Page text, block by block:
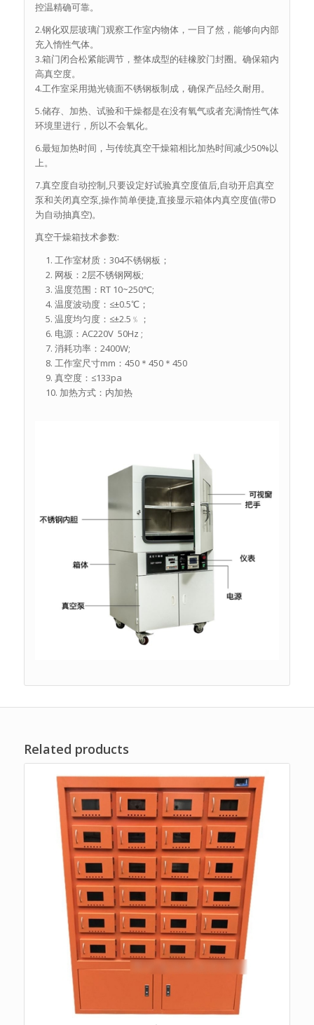
控温精确可靠。
2.钢化双层玻璃门观察工作室内物体，一目了然，能够向内部
充入惰性气体。
3.箱门闭合松紧能调节，整体成型的硅橡胶门封圈。确保箱内
高真空度。
4.工作室采用抛光镜面不锈钢板制成，确保产品经久耐用。
5.储存、加热、试验和干燥都是在没有氧气或者充满惰性气体
环境里进行，所以不会氧化。
6.最短加热时间，与传统真空干燥箱相比加热时间减少50%以
上。
7.真空度自动控制,只要设定好试验真空度值后,自动开启真空
泵和关闭真空泵,操作简单便捷,直接显示箱体内真空度值(带D
为自动抽真空)。
真空干燥箱技术参数:
工作室材质：304不锈钢板；
网板：2层不锈钢网板;
温度范围：RT 10~250℃;
温度波动度：≤±0.5℃；
温度均匀度：≤±2.5﹪；
电源：AC220V 50Hz ;
消耗功率：2400W;
工作室尺寸mm：450＊450＊450
真空度：≤133pa
加热方式：内加热
Related products